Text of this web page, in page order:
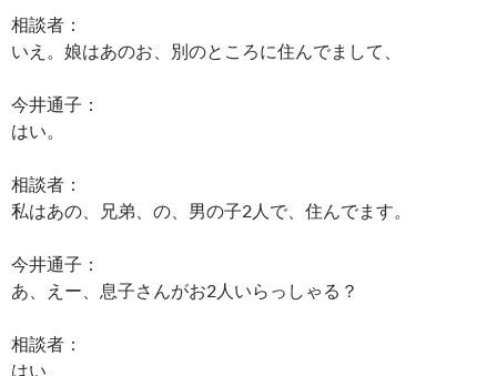
相談者：
いえ。娘はあのお、別のところに住んでまして、
今井通子：
はい。
相談者：
私はあの、兄弟、の、男の子2人で、住んでます。
今井通子：
あ、えー、息子さんがお2人いらっしゃる？
相談者：
はい